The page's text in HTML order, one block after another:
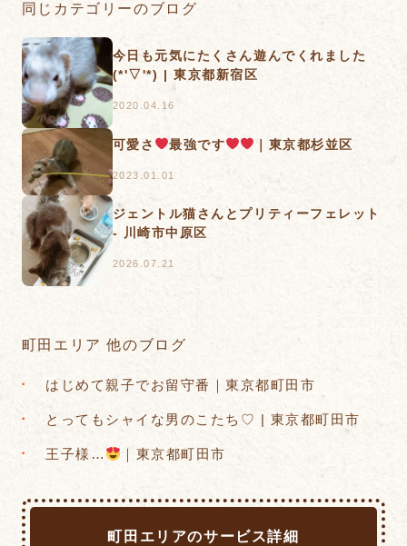
同じカテゴリーのブログ
今日も元気にたくさん遊んでくれました
(*'▽'*) | 東京都新宿区
2020.04.16
可愛さ 最強です ｜東京都杉並区
2023.01.01
ジェントル猫さんとプリティーフェレット
- 川崎市中原区
2026.07.21
町田エリア 他のブログ
はじめて親子でお留守番｜東京都町田市
とってもシャイな男のこたち♡ | 東京都町田市
王子様… ｜東京都町田市
町田エリアのサービス詳細